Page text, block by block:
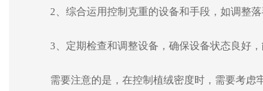
2、综合运用控制克重的设备和手段，如调整
3、定期检查和调整设备，确保设备状态良好
需要注意的是，在控制植绒密度时，需要考虑